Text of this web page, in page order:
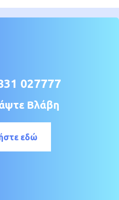
027777
Βλάβη
εδώ